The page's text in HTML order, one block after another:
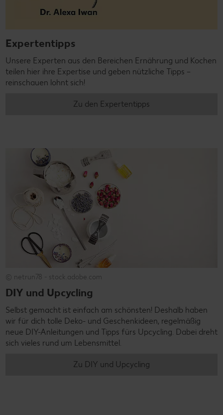
Expertentipps
Unsere Experten aus den Bereichen Ernährung und Kochen
teilen hier ihre Expertise und geben nützliche Tipps –
reinschauen lohnt sich!
Zu den Expertentipps
© netrun78 - stock.adobe.com
DIY und Upcycling
Selbst gemacht ist einfach am schönsten! Deshalb haben
wir für dich tolle Deko- und Geschenkideen, regelmäßig
neue DIY-Anleitungen und Tipps fürs Upcycling. Dabei dreht
sich vieles rund um Lebensmittel.
Zu DIY und Upcycling